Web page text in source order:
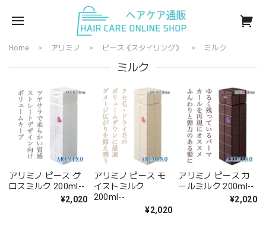
Home アリミノ ピース《スタイリング》 ミルク
ミルク
アリミノ ピース グ
ロスミルク 200ml--
¥2,020
アリミノ ピース モ
イストミルク
200ml--
¥2,020
アリミノ ピース カ
ールミルク 200ml--
¥2,020